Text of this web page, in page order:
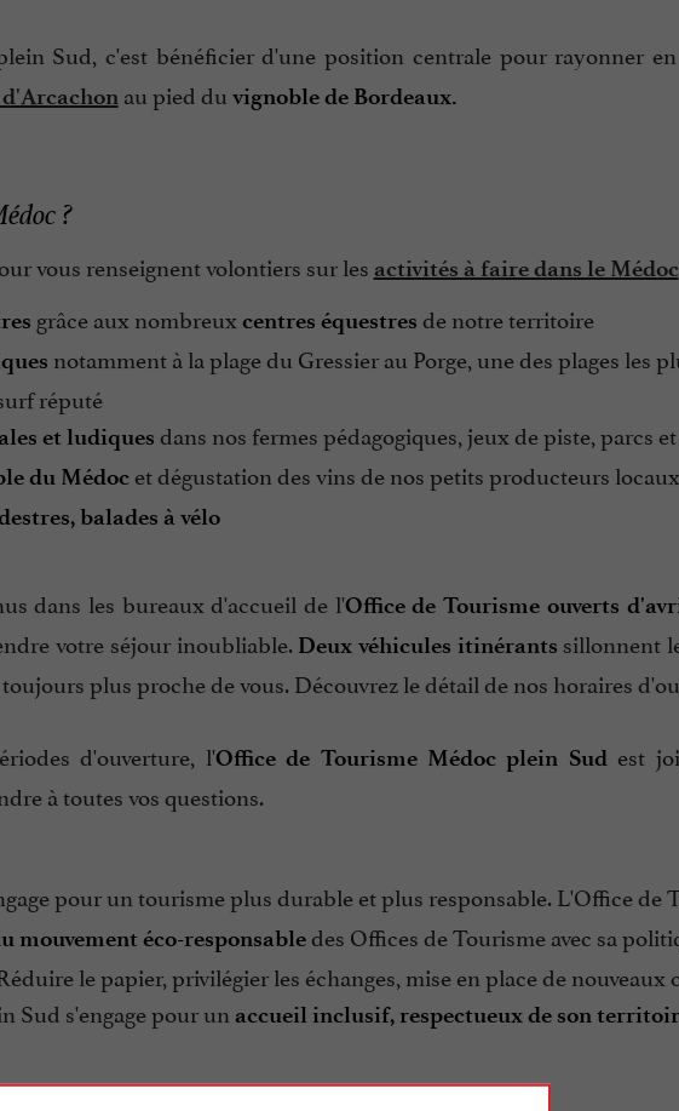
Sud, c'est bénéficier d'une position centrale pour rayonner en
au pied du vignoble de Bordeaux.
?
vous renseignent volontiers sur les activités à faire dans le Médoc
grâce aux nombreux centres équestres de notre territoire
notamment à la plage du Gressier au Porge, une des plages les
réputé
et ludiques dans nos fermes pédagogiques, jeux de piste, parcs
du Médocet dégustation des vins de nos petits producteurs locaux
balades à vélo
dans les bureaux d'accueil de l'Office de Tourisme ouverts
votre séjour inoubliable. Deux véhicules itinérants sillonnent
plus proche de vous. Découvrez le détail de nos horaires
d'ouverture, l'Office de Tourisme Médoc plein Sud est
à toutes vos questions.
pour un tourisme plus durable et plus responsable. L'Office de
mouvement éco-responsabledes Offices de Tourisme avec sa
le papier, privilégier les échanges, mise en place de
Sud s'engage pour un accueil inclusif, respectueux de son